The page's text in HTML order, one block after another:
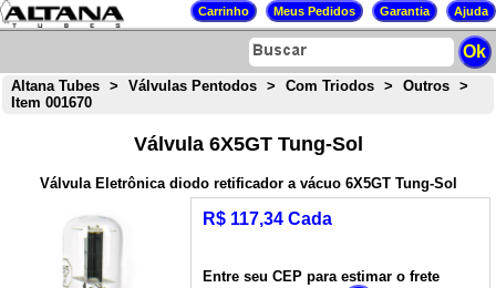
Altana Tubes > Válvulas Pentodos > Com Triodos > Outros
>
Item 001670
Válvula 6X5GT Tung-Sol
Válvula Eletrônica diodo retificador a vácuo 6X5GT Tung-Sol
R$ 117,34 Cada
Entre seu CEP para estimar o frete